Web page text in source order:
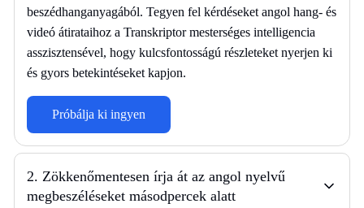
beszédhanganyagából. Tegyen fel kérdéseket angol hang- és
videó átirataihoz a Transkriptor mesterséges intelligencia
asszisztensével, hogy kulcsfontosságú részleteket nyerjen ki
és gyors betekintéseket kapjon.
Próbálja ki ingyen
2. Zökkenőmentesen írja át az angol nyelvű
megbeszéléseket másodpercek alatt